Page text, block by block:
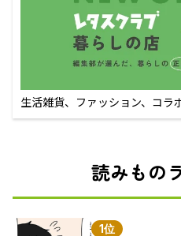
生活雑貨、ファッション、コ
えるECサイト
読みもの
1位